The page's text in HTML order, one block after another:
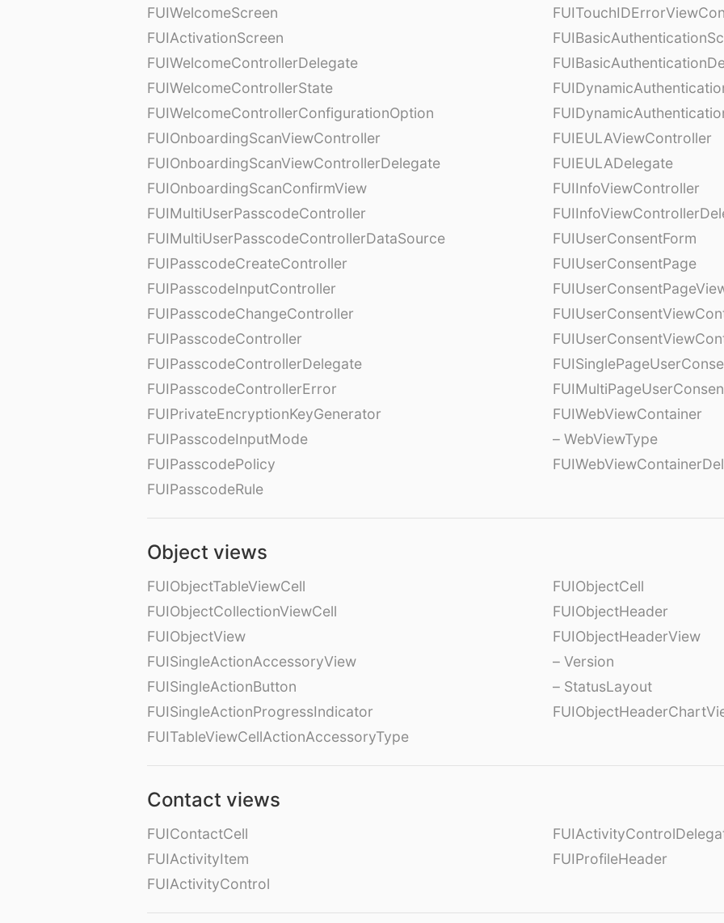
FUIWelcomeScreen
FUIActivationScreen
FUIWelcomeControllerDelegate
FUIWelcomeControllerState
FUIWelcomeControllerConfigurationOption
FUIOnboardingScanViewController
FUIOnboardingScanViewControllerDelegate
FUIOnboardingScanConfirmView
FUIMultiUserPasscodeController
FUIMultiUserPasscodeControllerDataSource
FUIPasscodeCreateController
FUIPasscodeInputController
FUIPasscodeChangeController
FUIPasscodeController
FUIPasscodeControllerDelegate
FUIPasscodeControllerError
FUIPrivateEncryptionKeyGenerator
FUIPasscodeInputMode
FUIPasscodePolicy
FUIPasscodeRule
FUIEULAViewController
FUIEULADelegate
FUIInfoViewController
FUIUserConsentForm
FUIUserConsentPage
FUIWebViewContainer
– WebViewType
Object views
FUIObjectTableViewCell
FUIObjectCollectionViewCell
FUIObjectView
FUISingleActionAccessoryView
FUISingleActionButton
FUISingleActionProgressIndicator
FUITableViewCellActionAccessoryType
FUIObjectCell
FUIObjectHeader
FUIObjectHeaderView
– Version
– StatusLayout
Contact views
FUIContactCell
FUIActivityItem
FUIActivityControl
FUIProfileHeader